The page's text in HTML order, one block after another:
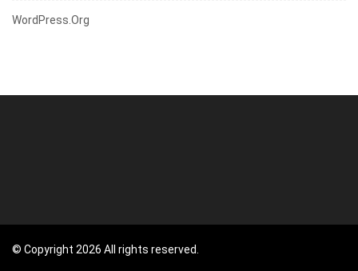
WordPress.org
© Copyright 2026 All rights reserved.